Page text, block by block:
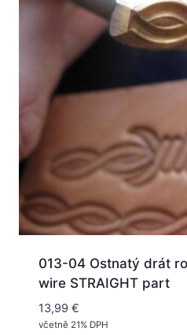
013-04 Ostnatý drát
wire STRAIGHT part
13,99 €
včetně 21% DPH